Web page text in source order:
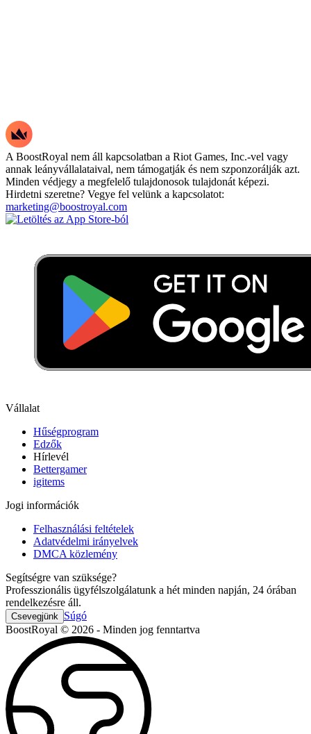
A BoostRoyal nem áll kapcsolatban a Riot Games, Inc.-vel vagy
annak leányvállalataival, nem támogatják és nem szponzorálják azt.
Minden védjegy a megfelelő tulajdonosok tulajdonát képezi.
Hirdetni szeretne? Vegye fel velünk a kapcsolatot:
marketing@boostroyal.com
Vállalat
Hűségprogram
Edzők
Hírlevél
Bettergamer
igitems
Jogi információk
Felhasználási feltételek
Adatvédelmi irányelvek
DMCA közlemény
Segítségre van szüksége?
Professzionális ügyfélszolgálatunk a hét minden napján, 24 órában
rendelkezésre áll.
Csevegjünk
Súgó
BoostRoyal © 2026 - Minden jog fenntartva